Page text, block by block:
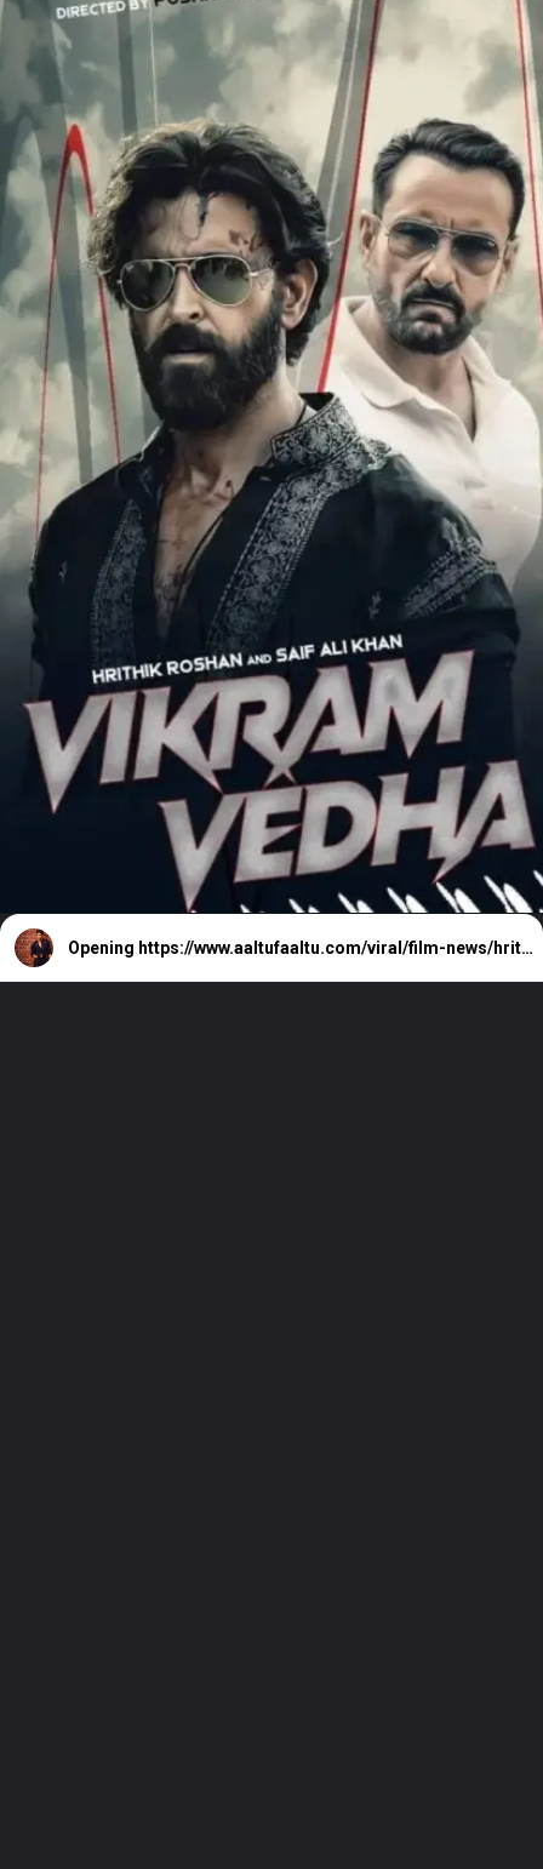
Opening https://www.aaltufaaltu.com/viral/film-news/hrithik-roshan-rubbishes-reports-of-living-with-saba-azad/